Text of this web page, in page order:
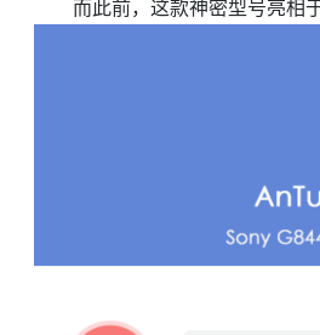
而此前，这款神密型号亮相